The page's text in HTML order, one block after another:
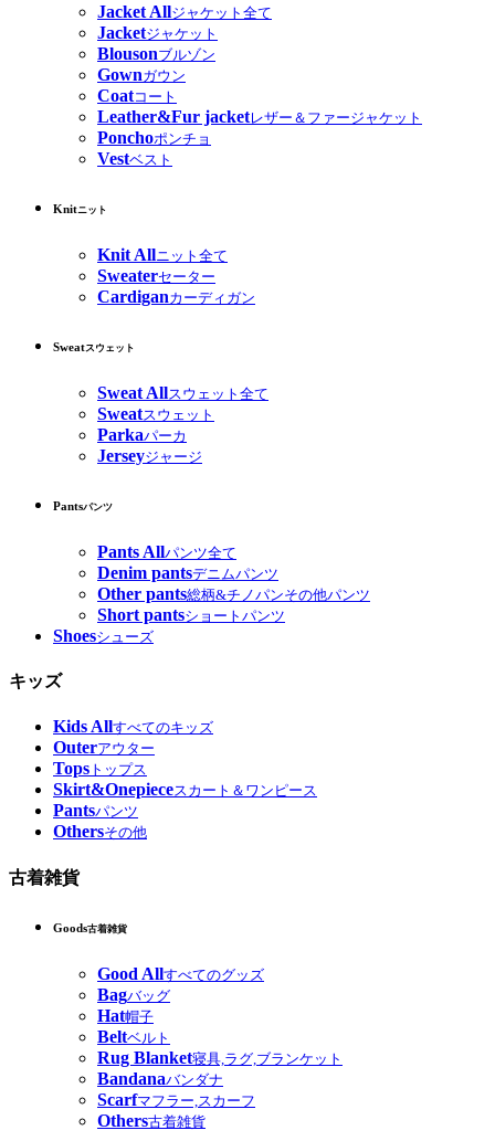
Jacket Allジャケット全て
Jacketジャケット
Blousonブルゾン
Gownガウン
Coatコート
Leather&Fur jacketレザー＆ファージャケット
Ponchoポンチョ
Vestベスト
Knitニット
Knit Allニット全て
Sweaterセーター
Cardiganカーディガン
Sweatスウェット
Sweat Allスウェット全て
Sweatスウェット
Parkaパーカ
Jerseyジャージ
Pantsパンツ
Pants Allパンツ全て
Denim pantsデニムパンツ
Other pants総柄&チノパンその他パンツ
Short pantsショートパンツ
Shoesシューズ
キッズ
Kids Allすべてのキッズ
Outerアウター
Tops トップス
Skirt&Onepieceスカート＆ワンピース
Pantsパンツ
Othersその他
古着雑貨
Goods古着雑貨
Good Allすべてのグッズ
Bagバッグ
Hat帽子
Beltベルト
Rug Blanket寝具,ラグ,ブランケット
Bandanaバンダナ
Scarfマフラー,スカーフ
Others古着雑貨